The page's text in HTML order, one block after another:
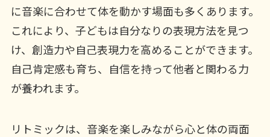
に音楽に合わせて体を動かす場面も多くあります。
これにより、子どもは自分なりの表現方法を見つ
け、創造力や自己表現力を高めることができます。
自己肯定感も育ち、自信を持って他者と関わる力
が養われます。
リトミックは、音楽を楽しみながら心と体の両面